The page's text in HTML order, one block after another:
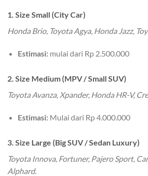
1. Size Small (City Car)
Honda Brio, Toyota Agya, Honda Jazz,
Estimasi:mulai dari Rp 2.500.000
2. Size Medium (MPV / Small SUV)
Toyota Avanza, Xpander, Honda HR-V,
Estimasi:Mulai dari Rp 4.000.000
3. Size Large (Big SUV / Sedan Luxury)
Toyota Innova, Fortuner, Pajero Sport,
Alphard.